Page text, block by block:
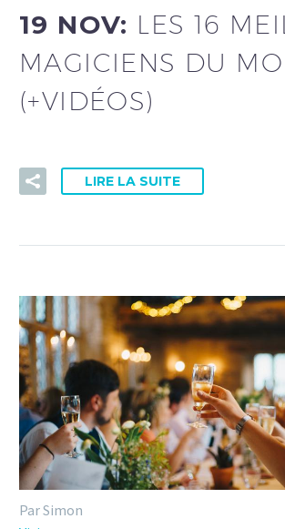
19 NOV: LES 16
MAGICIENS DU
(+VIDÉOS)
LIRE LA SUITE
Par Simon